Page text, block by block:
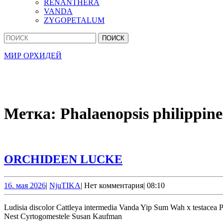
RENANTHERA
VANDA
ZYGOPETALUM
Кнопка
Закрыть
Найти:
МИР ОРХИДЕЙ
Метка: Phalaenopsis
ORCHIDEEN LUCKE
16. мая 202616.
мая
2026
| NjuTIKANjuTIKA
| Нет комментария| 08:10
Ludisia discolor Cattleya intermedia Vanda Yip Sum Wah x testacea Phalaenopsis Chian Xen Pearl (Phalaenopsis Ching Hua Spring x Phalaenopsis Nobby’s Pink Lady) Epidendrum Pacific Shangri-La x Pacific
Nest Cyrtogomestele Susan Kaufman